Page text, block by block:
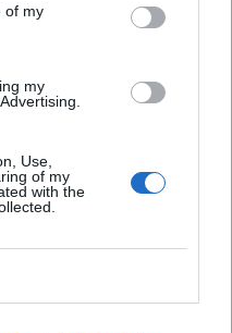
of my
my
Use,
of my
with the